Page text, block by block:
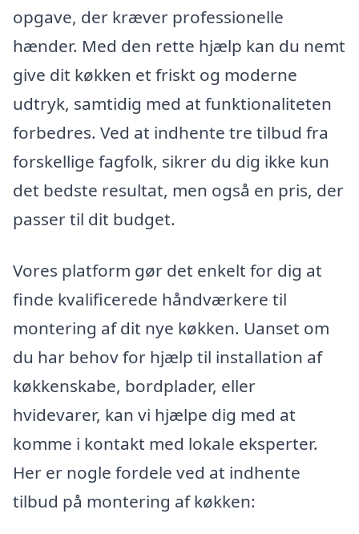
opgave, der kræver professionelle
hænder. Med den rette hjælp kan du nemt
give dit køkken et friskt og moderne
udtryk, samtidig med at funktionaliteten
forbedres. Ved at indhente tre tilbud fra
forskellige fagfolk, sikrer du dig ikke kun
det bedste resultat, men også en pris, der
passer til dit budget.
Vores platform gør det enkelt for dig at
finde kvalificerede håndværkere til
montering af dit nye køkken. Uanset om
du har behov for hjælp til installation af
køkkenskabe, bordplader, eller
hvidevarer, kan vi hjælpe dig med at
komme i kontakt med lokale eksperter.
Her er nogle fordele ved at indhente
tilbud på montering af køkken: